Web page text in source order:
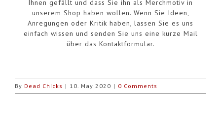
Ihnen gefällt und dass Sie ihn als Merchmotiv in
unserem Shop haben wollen. Wenn Sie Ideen,
Anregungen oder Kritik haben, lassen Sie es uns
einfach wissen und senden Sie uns eine kurze Mail
über das Kontaktformular.
By Dead Chicks | 10. May 2020 | 0 Comments